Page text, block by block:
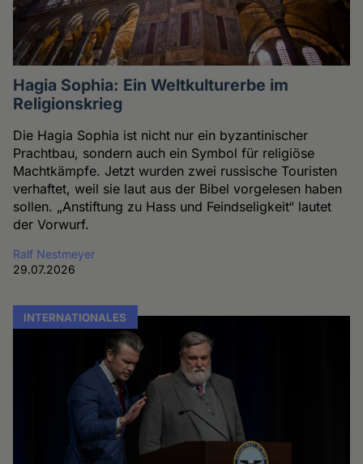
Hagia Sophia: Ein Weltkulturerbe im
Religionskrieg
Die Hagia Sophia ist nicht nur ein byzantinischer
Prachtbau, sondern auch ein Symbol für religiöse
Machtkämpfe. Jetzt wurden zwei russische Touristen
verhaftet, weil sie laut aus der Bibel vorgelesen haben
sollen. „Anstiftung zu Hass und Feindseligkeit“ lautet
der Vorwurf.
Ralf Nestmeyer
29.07.2026
INTERNATIONALES